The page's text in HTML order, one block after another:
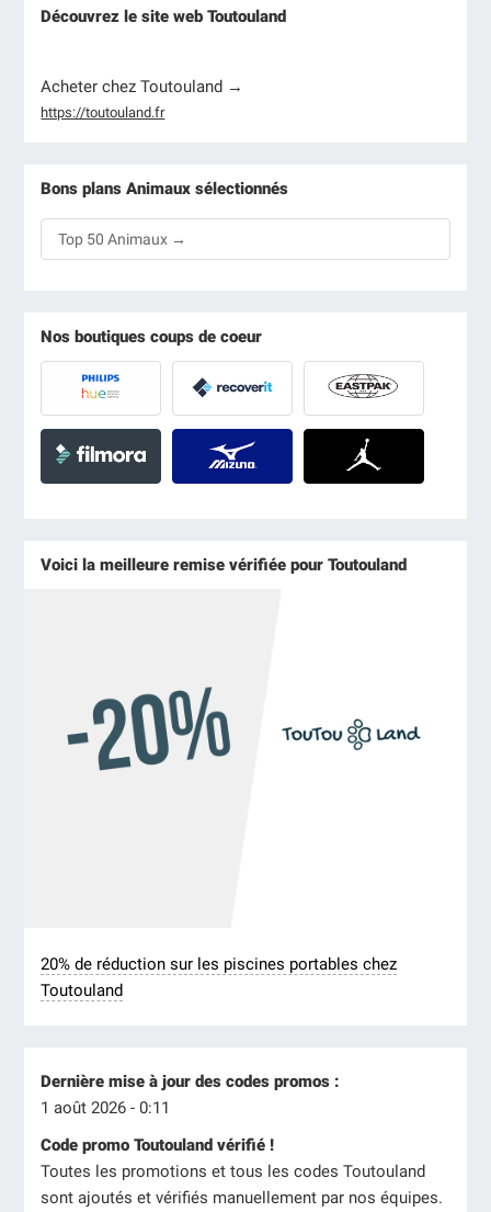
Découvrez le site web Toutouland
Acheter chez Toutouland →
https://toutouland.fr
Bons plans Animaux sélectionnés
Top 50 Animaux →
Nos boutiques coups de coeur
Voici la meilleure remise vérifiée pour Toutouland
20% de réduction sur les piscines portables chez
Toutouland
Dernière mise à jour des codes promos :
1 août 2026 - 0:11
Code promo Toutouland vérifié !
Toutes les promotions et tous les codes Toutouland
sont ajoutés et vérifiés manuellement par nos équipes.